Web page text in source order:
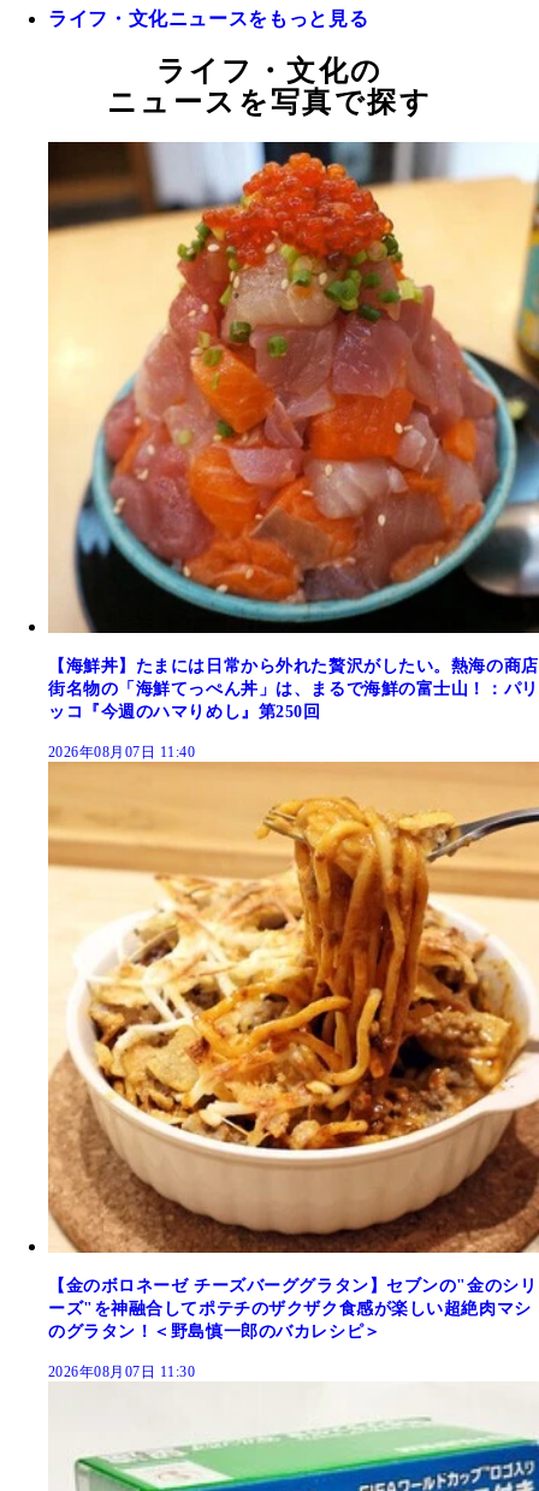
ライフ・文化ニュースをもっと見る
ライフ・文化の
ニュースを写真で探す
【海鮮丼】たまには日常から外れた贅沢がしたい。熱海の商店
街名物の「海鮮てっぺん丼」は、まるで海鮮の富士山！：パリ
ッコ『今週のハマりめし』第250回
2026年08月07日 11:40
【金のボロネーゼ チーズバーググラタン】セブンの"金のシリ
ーズ"を神融合してポテチのザクザク食感が楽しい超絶肉マシ
のグラタン！＜野島慎一郎のバカレシピ＞
2026年08月07日 11:30